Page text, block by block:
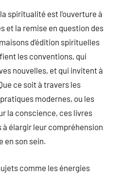
spiritualité est l’ouverture à
et la remise en question des
d’édition spirituelles
les conventions, qui
nouvelles, et qui invitent à
ce soit à travers les
modernes, ou les
la conscience, ces livres
élargir leur compréhension
en son sein.
comme les énergies